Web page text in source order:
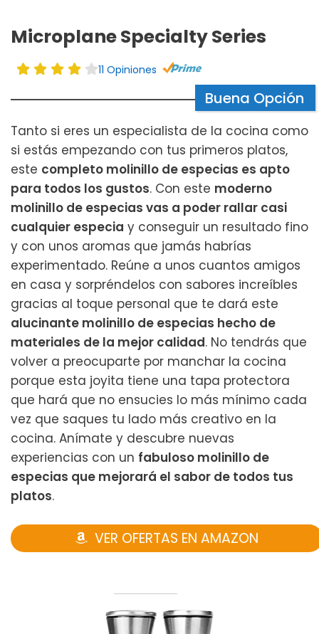
Microplane Specialty Series
11 Opiniones
Buena Opción
Tanto si eres un especialista de la cocina como
si estás empezando con tus primeros platos,
este completo molinillo de especias es apto
para todos los gustos. Con este moderno
molinillo de especias vas a poder rallar casi
cualquier especia y conseguir un resultado fino
y con unos aromas que jamás habrías
experimentado. Reúne a unos cuantos amigos
en casa y sorpréndelos con sabores increíbles
gracias al toque personal que te dará este
alucinante molinillo de especias hecho de
materiales de la mejor calidad. No tendrás que
volver a preocuparte por manchar la cocina
porque esta joyita tiene una tapa protectora
que hará que no ensucies lo más mínimo cada
vez que saques tu lado más creativo en la
cocina. Anímate y descubre nuevas
experiencias con un fabuloso molinillo de
especias que mejorará el sabor de todos tus
platos.
VER OFERTAS EN AMAZON